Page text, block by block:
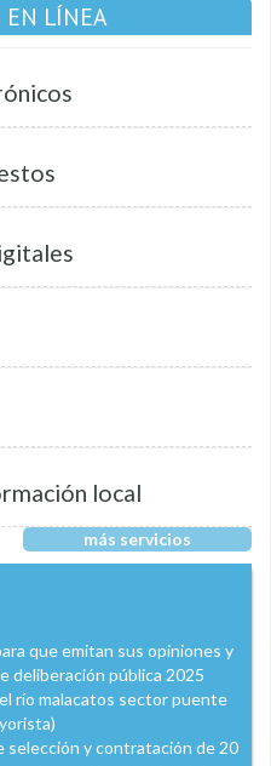
EN LÍNEA
local
más servicios
que emitan sus opiniones y
deliberación pública 2025
río malacatos sector puente
selección y contratación de 20